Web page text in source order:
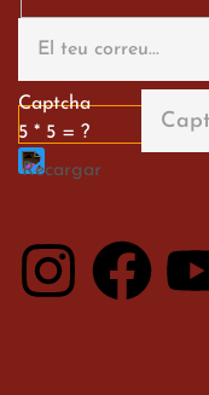
alumnes al Tortosa
English Festival
13 de març de 2026
Captcha
5 * 5 = ?